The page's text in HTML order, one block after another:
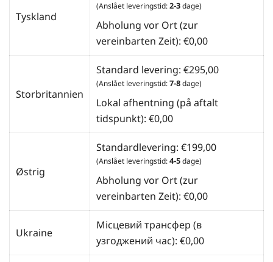
Tyskland
(Anslået leveringstid:2-3dage)
Abholung vor Ort (zur
vereinbarten Zeit): €0,00
Storbritannien
Standard levering: €295,00
(Anslået leveringstid:7-8dage)
Lokal afhentning (på aftalt
tidspunkt): €0,00
Østrig
Standardlevering: €199,00
(Anslået leveringstid:4-5dage)
Abholung vor Ort (zur
vereinbarten Zeit): €0,00
Ukraine
Місцевий трансфер (в
узгоджений час): €0,00